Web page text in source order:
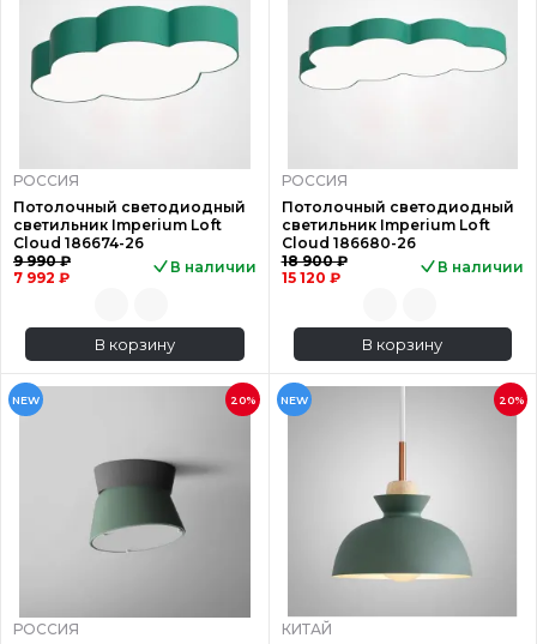
РОССИЯ
Потолочный светодиодный
светильник Imperium Loft
Cloud 186674-26
9 990 ₽
7 992 ₽
В наличии
В корзину
РОССИЯ
Потолочный светодиодный
светильник Imperium Loft
Cloud 186680-26
18 900 ₽
15 120 ₽
В наличии
В корзину
NEW 20%
РОССИЯ
NEW 20%
КИТАЙ